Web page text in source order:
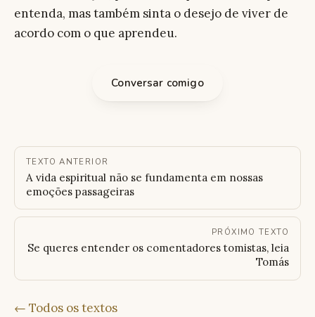
entenda, mas também sinta o desejo de viver de
acordo com o que aprendeu.
Conversar comigo
TEXTO ANTERIOR
A vida espiritual não se fundamenta em nossas
emoções passageiras
PRÓXIMO TEXTO
Se queres entender os comentadores tomistas, leia
Tomás
← Todos os textos